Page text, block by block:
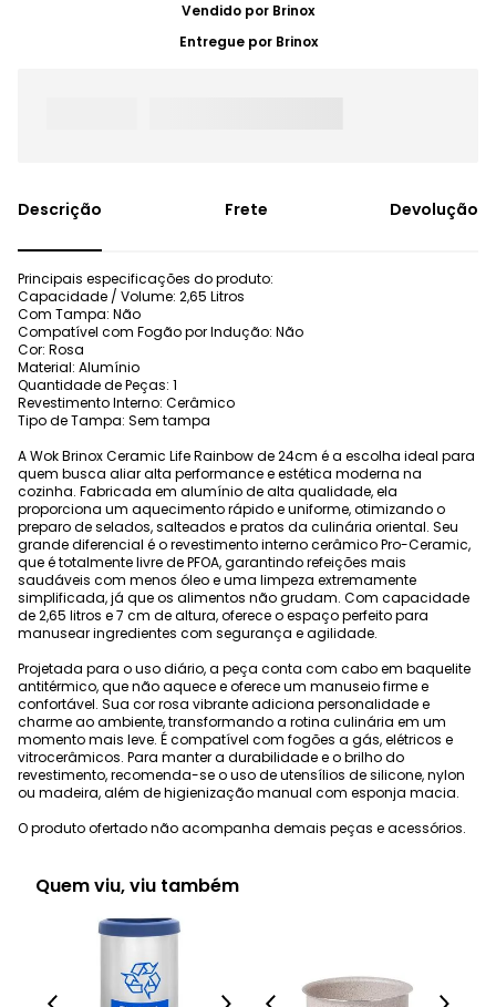
Vendido por Brinox
Entregue por Brinox
Frete Devolução
Principais especificações do produto:
Capacidade / Volume: 2,65 Litros
Com Tampa: Não
Compatível com Fogão por Indução: Não
Cor: Rosa
Material: Alumínio
Quantidade de Peças: 1
Revestimento Interno: Cerâmico
Tipo de Tampa: Sem tampa
A Wok Brinox Ceramic Life Rainbow de 24cm é a escolha ideal para
quem busca aliar alta performance e estética moderna na
cozinha. Fabricada em alumínio de alta qualidade, ela
proporciona um aquecimento rápido e uniforme, otimizando o
preparo de selados, salteados e pratos da culinária oriental. Seu
grande diferencial é o revestimento interno cerâmico Pro-Ceramic,
que é totalmente livre de PFOA, garantindo refeições mais
saudáveis com menos óleo e uma limpeza extremamente
simplificada, já que os alimentos não grudam. Com capacidade
de 2,65 litros e 7 cm de altura, oferece o espaço perfeito para
manusear ingredientes com segurança e agilidade.
Projetada para o uso diário, a peça conta com cabo em baquelite
antitérmico, que não aquece e oferece um manuseio firme e
confortável. Sua cor rosa vibrante adiciona personalidade e
charme ao ambiente, transformando a rotina culinária em um
momento mais leve. É compatível com fogões a gás, elétricos e
vitrocerâmicos. Para manter a durabilidade e o brilho do
revestimento, recomenda-se o uso de utensílios de silicone, nylon
ou madeira, além de higienização manual com esponja macia.
O produto ofertado não acompanha demais peças e acessórios.
Quem viu, viu também